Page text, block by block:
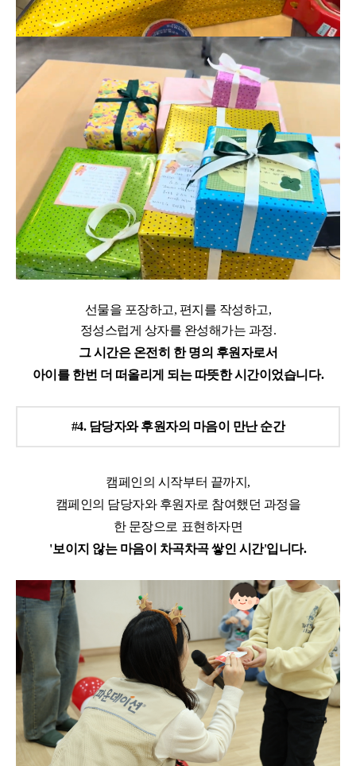
선물을 포장하고, 편지를 작성하고,
정성스럽게 상자를 완성해가는 과정.
그 시간은 온전히 한 명의 후원자로서
아이를 한번 더 떠올리게 되는 따뜻한 시간이었습니다.
#4. 담당자와 후원자의 마음이 만난 순간
캠페인의 시작부터 끝까지,
캠페인의 담당자와 후원자로 참여했던 과정을
한 문장으로 표현하자면
'보이지 않는 마음이 차곡차곡 쌓인 시간'입니다.